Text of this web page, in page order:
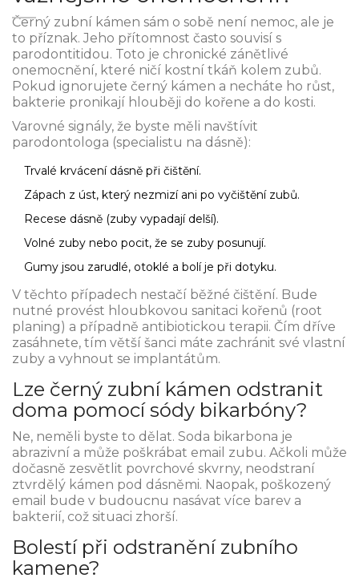
Černý zubní kámen sám o sobě není nemoc, ale je
to příznak. Jeho přítomnost často souvisí s
parodontitidou. Toto je chronické zánětlivé
onemocnění, které ničí kostní tkáň kolem zubů.
Pokud ignorujete černý kámen a necháte ho růst,
bakterie pronikají hlouběji do kořene a do kosti.
Varovné signály, že byste měli navštívit
parodontologa (specialistu na dásně):
Trvalé krvácení dásně při čištění.
Zápach z úst, který nezmizí ani po vyčištění zubů.
Recese dásně (zuby vypadají delší).
Volné zuby nebo pocit, že se zuby posunují.
Gumy jsou zarudlé, otoklé a bolí je při dotyku.
V těchto případech nestačí běžné čištění. Bude
nutné provést hloubkovou sanitaci kořenů (root
planing) a případně antibiotickou terapii. Čím dříve
zasáhnete, tím větší šanci máte zachránit své vlastní
zuby a vyhnout se implantátům.
Lze černý zubní kámen odstranit
doma pomocí sódy bikarbóny?
Ne, neměli byste to dělat. Soda bikarbona je
abrazivní a může poškrábat email zubu. Ačkoli může
dočasně zesvětlit povrchové skvrny, neodstraní
ztvrdělý kámen pod dásněmi. Naopak, poškozený
email bude v budoucnu nasávat více barev a
bakterií, což situaci zhorší.
Bolestí při odstranění zubního
kamene?